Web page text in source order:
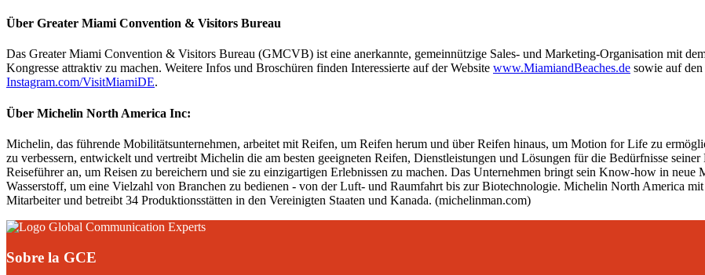
Über Greater Miami Convention & Visitors Bureau
Das Greater Miami Convention & Visitors Bureau (GMCVB) ist eine anerkannte, gemeinnützige Sales- und Marketing-Organisation mit
Kongresse attraktiv zu machen. Weitere Infos und Broschüren finden Interessierte auf der Website www.MiamiandBeaches.de sowie auf
Instagram.com/VisitMiamiDE.
Über Michelin North America Inc:
Michelin, das führende Mobilitätsunternehmen, arbeitet mit Reifen, um Reifen herum und über Reifen hinaus, um Motion for Life zu
zu verbessern, entwickelt und vertreibt Michelin die am besten geeigneten Reifen, Dienstleistungen und Lösungen für die Bedürfnisse
Reiseführer an, um Reisen zu bereichern und sie zu einzigartigen Erlebnissen zu machen. Das Unternehmen bringt sein Know-how in
Wasserstoff, um eine Vielzahl von Branchen zu bedienen - von der Luft- und Raumfahrt bis zur Biotechnologie. Michelin North America
Mitarbeiter und betreibt 34 Produktionsstätten in den Vereinigten Staaten und Kanada. (michelinman.com)
Sobre la GCE